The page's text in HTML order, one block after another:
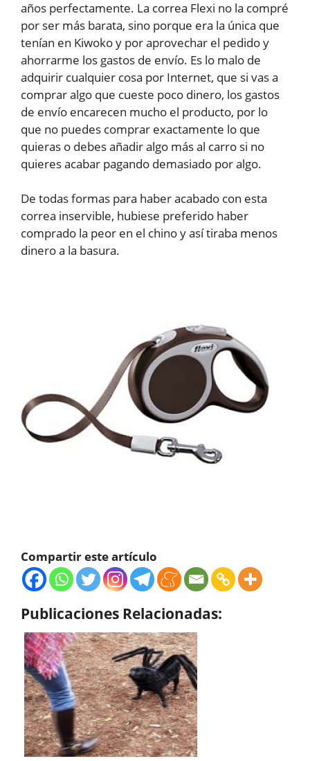
años perfectamente. La correa Flexi no la compré
por ser más barata, sino porque era la única que
tenían en Kiwoko y por aprovechar el pedido y
ahorrarme los gastos de envío. Es lo malo de
adquirir cualquier cosa por Internet, que si vas a
comprar algo que cueste poco dinero, los gastos
de envío encarecen mucho el producto, por lo
que no puedes comprar exactamente lo que
quieras o debes añadir algo más al carro si no
quieres acabar pagando demasiado por algo.
De todas formas para haber acabado con esta
correa inservible, hubiese preferido haber
comprado la peor en el chino y así tiraba menos
dinero a la basura.
Compartir este artículo
Publicaciones Relacionadas: